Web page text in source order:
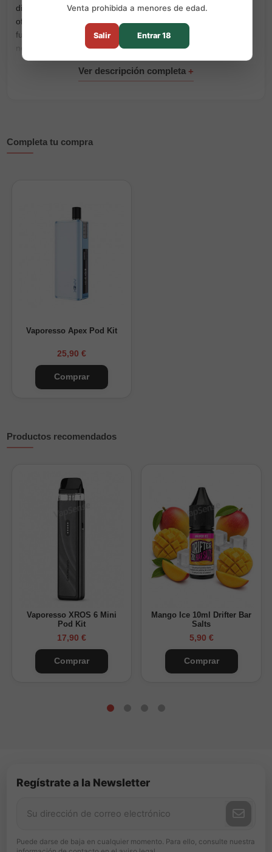
diseñados específicamente para elkit Vaporesso Apex Pod
ofreciendo una experiencia de vapeo limpia, cómoda y sin
fugas. Con
resistencias integradas, estos pods eliminan la
necesidad de cambios complicados, haciendo que el
mantenimiento sea más rápido y eficiente.
Cada cartucho tiene una capacidad de2 ml, ideal para
funcional en todo momento.
0.6Ω – para caladas más abiertas (RDL)
Sistema de llenado inferior:
📦 Presentación:Pack de 2 unidades
Completa tu compra
Vaporesso Apex Pod Kit
25,90 €
Comprar
Productos recomendados
Vaporesso XROS 6 Mini
Pod Kit
17,90 €
Comprar
Mango Ice 10ml Drifter Bar
Salts
5,90 €
Comprar
Regístrate a la Newsletter
Puede darse de baja en cualquier momento. Para ello, consulte nuestra
Venta prohibida a menores de edad.
Salir Entrar 18